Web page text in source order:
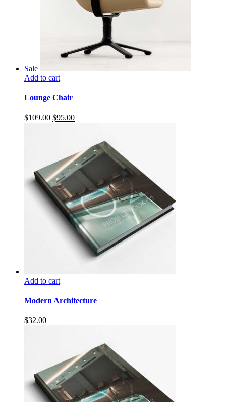
Sale
Add to cart
Lounge Chair
$109.00 $95.00
Add to cart
Modern Architecture
$32.00